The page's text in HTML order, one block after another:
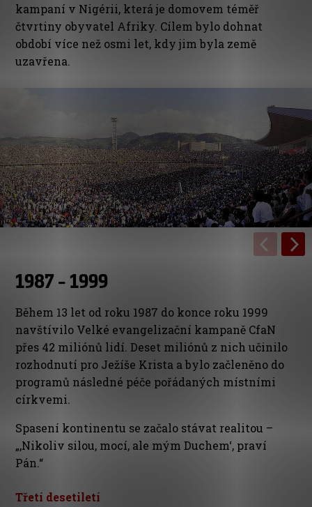
kampaní v Nigérii, která je domovem téměř
čtvrtiny obyvatel Afriky. Cílem bylo dohnat
období více než osmi let, kdy jim byla země
uzavřena.
1987 - 1999
Během 13 let od roku 1987 do konce roku 1999
navštívilo Velké evangelizační kampaně CfaN
přes 42 miliónů lidí. Deset miliónů z nich učinilo
rozhodnutí pro Ježíše Krista a bylo začleněno do
programů následné péče pořádaných místními
církvemi.
Spasení kontinentu se začalo stávat realitou –
„‚Nikoliv silou, mocí, ale mým Duchem‘, praví
Pán.“
Třetí desetiletí